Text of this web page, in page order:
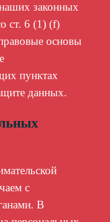
законных
ст. 6 (1) (f)
основы
пунктах
данных.
с
В